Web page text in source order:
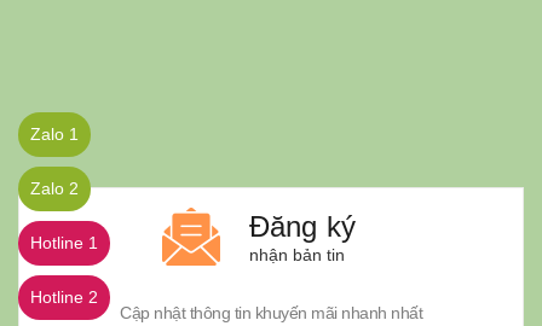
Đăng ký
nhận bản tin
Cập nhật thông tin khuyến mãi nhanh nhất
Hotline 1
Hotline 2
Zalo 1
Zalo 2